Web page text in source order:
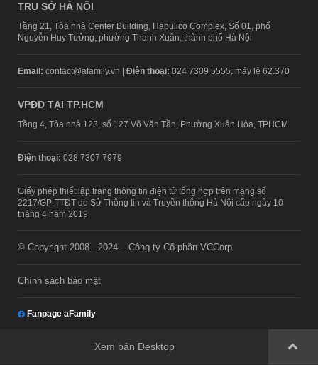
TRỤ SỞ HÀ NỘI
Tầng 21, Tòa nhà Center Building, Hapulico Complex, Số 01, phố
Nguyễn Huy Tưởng, phường Thanh Xuân, thành phố Hà Nội
Email: contact@afamily.vn | Điện thoại: 024 7309 5555, máy lẻ 62.370
VPĐD TẠI TP.HCM
Tầng 4, Tòa nhà 123, số 127 Võ Văn Tần, Phường Xuân Hòa, TPHCM
Điện thoại: 028 7307 7979
Giấy phép thiết lập trang thông tin điện tử tổng hợp trên mạng số
2217/GP-TTĐT do Sở Thông tin và Truyền thông Hà Nội cấp ngày 10
tháng 4 năm 2019
© Copyright 2008 - 2024 – Công ty Cổ phần VCCorp
Chính sách bảo mật
Fanpage aFamily
Xem bản Desktop